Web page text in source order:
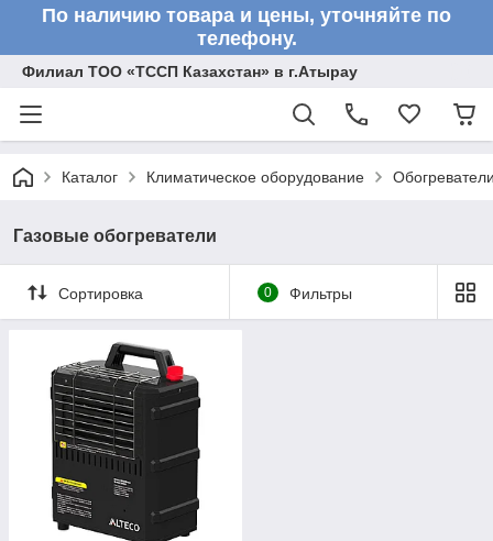
По наличию товара и цены, уточняйте по
телефону.
Филиал ТОО «ТССП Казахстан» в г.Атырау
Каталог Климатическое оборудование
Газовые обогреватели
Сортировка 0 Фильтры